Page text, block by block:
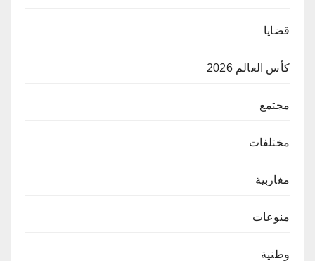
قضايا
كأس العالم 2026
مجتمع
مختلفات
مغاربية
منوعات
وطنية